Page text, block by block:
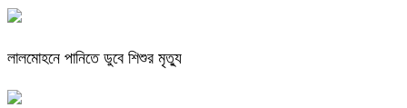
লালমোহনে পানিতে ডুবে শিশুর মৃত্যু